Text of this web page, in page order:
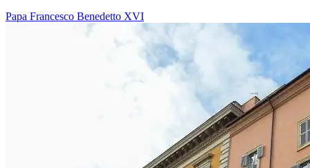
Papa Francesco Benedetto XVI